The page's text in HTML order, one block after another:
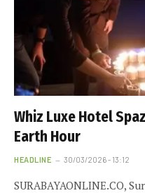
Whiz Luxe Hotel
Earth Hour
HEADLINE 30/03/2026 - 13:12
SURABAYAONLINE.CO,